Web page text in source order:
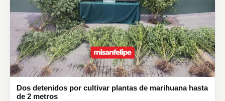
Dos detenidos por cultivar plantas de marihuana hasta
de 2 metros